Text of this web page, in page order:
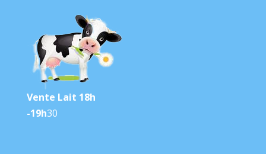
Vente Lait 18h
-19h30